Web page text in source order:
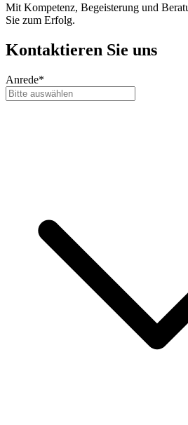
Mit Kompetenz, Begeisterung und
Sie zum Erfolg.
Kontaktieren Sie uns
Anrede*